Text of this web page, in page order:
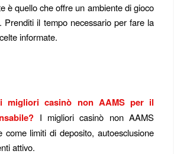
è quello che offre un ambiente di gioco
Prenditi il tempo necessario per fare la
informate.
migliori casinò non AAMS per il
I migliori casinò non AAMS
come limiti di deposito, autoesclusione
attivo.